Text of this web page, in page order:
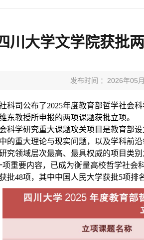
川大学文学院获批
发布时间 ：2026年05
科司公布了2025年度教育部哲学社会
东教授所申报的两项课题获批立项。
科学研究重大课题攻关项目‌是教育部
的重大理论与现实问题，以及学科前
究领域层次最高、最具权威的项目类
重要内容，已成为衡量高校哲学社会
批48项，其中中国人民大学获批5项排